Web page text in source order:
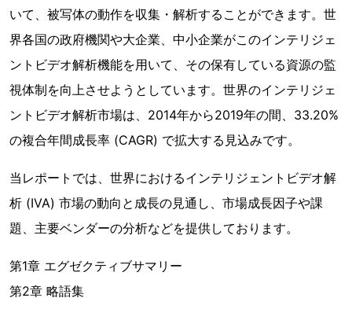
いて、被写体の動作を収集・解析することができます。世
界各国の政府機関や大企業、中小企業がこのインテリジェ
ントビデオ解析機能を用いて、その保有している資源の監
視体制を向上させようとしています。世界のインテリジェ
ントビデオ解析市場は、2014年から2019年の間、33.20%
の複合年間成長率 (CAGR) で拡大する見込みです。
当レポートでは、世界におけるインテリジェントビデオ解
析 (IVA) 市場の動向と成長の見通し、市場成長因子や課
題、主要ベンダーの分析などを提供しております。
第1章 エグゼクティブサマリー
第2章 略語集